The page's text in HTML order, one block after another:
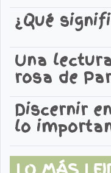
¿Qué
Una
rosa de
Discernir
lo